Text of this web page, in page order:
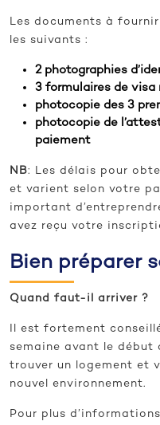
Les documents à
les suivants :
2 photographies
3 formulaires de
photocopie des 3
photocopie de
paiement
NB: Les délais pour
et varient selon votre
important
avez reçu votre
Bien préparer
Quand faut-il arriver ?
Il est fortement
semaine avant le début
trouver un logement et
nouvel environnement.
Pour plus